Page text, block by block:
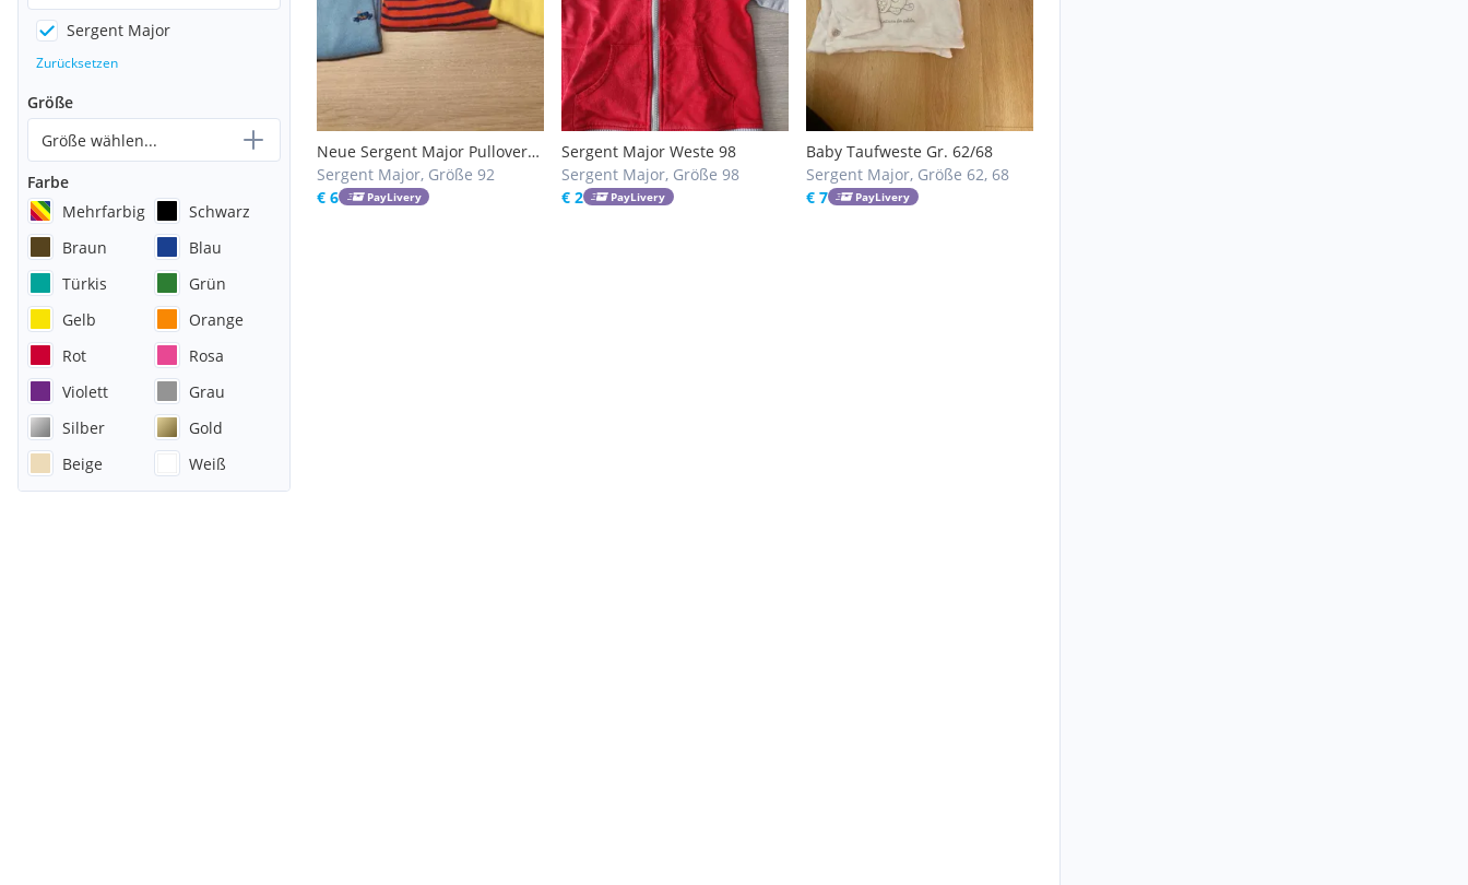
Sergent Major
Zurücksetzen
Größe
Größe wählen...
Farbe
Mehrfarbig
Schwarz
Braun
Blau
Türkis
Grün
Gelb
Orange
Rot
Rosa
Violett
Grau
Silber
Gold
Beige
Weiß
Neue Sergent Major Pullover
92
Sergent Major, Größe 92
€ 6
PayLivery
Sergent Major Weste 98
Sergent Major, Größe 98
€ 2
PayLivery
Baby Taufweste Gr. 62/68
Sergent Major, Größe 62, 68
€ 7
PayLivery